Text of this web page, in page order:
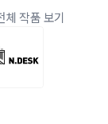
체 작품 보기